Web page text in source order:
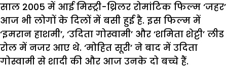
साल 2005 में आई मिस्ट्री-थ्रिलर रोमांटिक फिल्म ‘जहर’
आज भी लोगों के दिलों में बसी हुई है. इस फिल्म में
‘इमरान हाशमी’, ‘उदिता गोस्वामी’ और ‘शमिता शेट्टी’ लीड
रोल में नजर आए थे. ‘मोहित सूरी’ ने बाद में उदिता
गोस्वामी से शादी की और आज उनके दो बच्चे हैं.